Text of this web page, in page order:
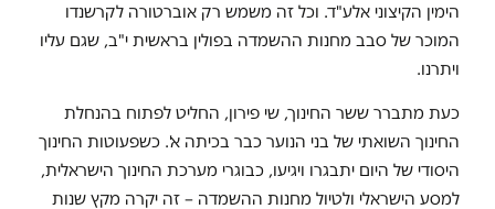
הימין הקיצוני אלע"ד. וכל זה משמש רק אוברטורה לקרשנדו
המוכר של סבב מחנות ההשמדה בפולין בראשית י"ב, שגם עליו
ויתרנו.
כעת מתברר ששר החינוך, שי פירון, החליט לפתוח בהנחלת
החינוך השואתי של בני הנוער כבר בכיתה א'. כשפעוטות החינוך
היסודי של היום יתבגרו ויגיעו, כבוגרי מערכת החינוך הישראלית,
למסע הישראלי ולטיול מחנות ההשמדה – זה יקרה מקץ שנות